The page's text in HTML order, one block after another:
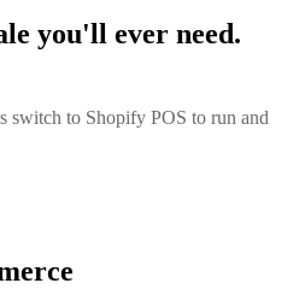
you'll ever need.
switch to Shopify POS to run and